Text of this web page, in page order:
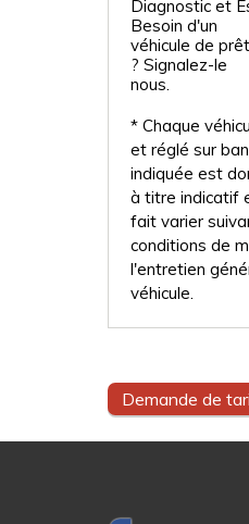
Diagnostic et
Besoin d'un
véhicule de prêt
? Signalez-le
nous.
* Chaque
et réglé sur
indiquée est
à titre indicatif
fait varier
conditions de
l'entretien
véhicule.
Demande de